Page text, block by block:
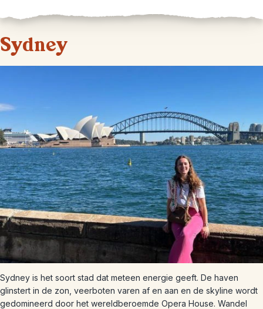
Sydney
Sydney is het soort stad dat meteen energie geeft. De haven
glinstert in de zon, veerboten varen af en aan en de skyline wordt
gedomineerd door het wereldberoemde Opera House. Wandel